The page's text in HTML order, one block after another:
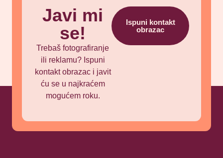
Javi mi
se!
Trebaš fotografiranje
ili reklamu? Ispuni
kontakt obrazac i javit
ću se u najkraćem
mogućem roku.
Ispuni kontakt
obrazac